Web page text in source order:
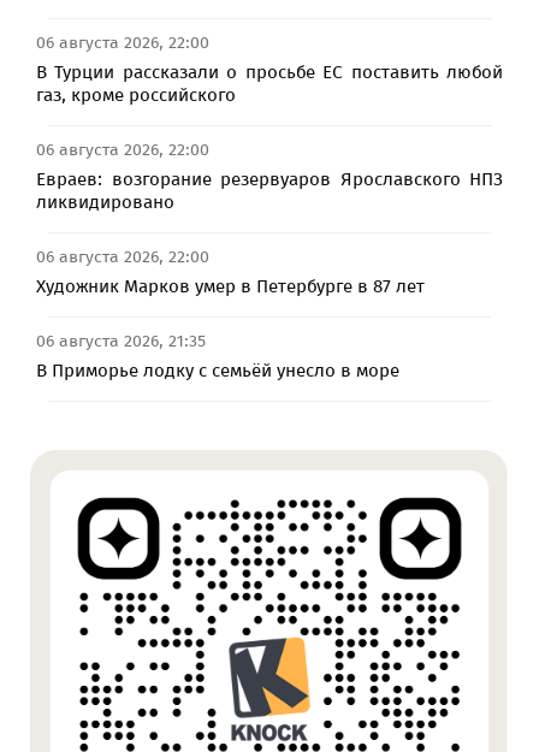
06 августа 2026, 22:00
В Турции рассказали о просьбе ЕС поставить любой
газ, кроме российского
06 августа 2026, 22:00
Евраев: возгорание резервуаров Ярославского НПЗ
ликвидировано
06 августа 2026, 22:00
Художник Марков умер в Петербурге в 87 лет
06 августа 2026, 21:35
В Приморье лодку с семьёй унесло в море